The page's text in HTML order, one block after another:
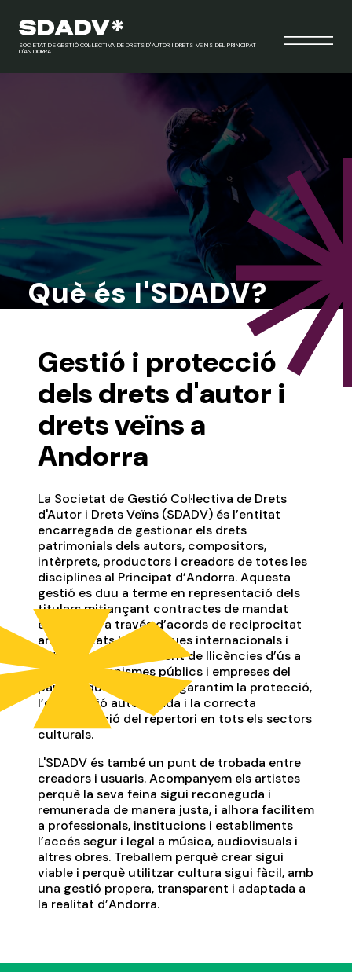
SOCIETAT DE GESTIÓ COL·LECTIVA DE DRETS D'AUTOR I DRETS VEÏNS DEL PRINCIPAT
D'ANDORRA
Què és l'SDADV?
Gestió i protecció
dels drets d'autor i
drets veïns a
Andorra
La Societat de Gestió Col·lectiva de Drets
d'Autor i Drets Veïns (SDADV) és l’entitat
encarregada de gestionar els drets
patrimonials dels autors, compositors,
intèrprets, productors i creadors de totes les
disciplines al Principat d’Andorra. Aquesta
gestió es duu a terme en representació dels
titulars mitjançant contractes de mandat
específics, a través d’acords de reciprocitat
amb entitats homòlogues internacionals i
mitjançant l’atorgament de llicències d’ús a
usuaris, organismes públics i empreses del
país. D’aquesta manera garantim la protecció,
l’explotació autoritzada i la correcta
administració del repertori en tots els sectors
culturals.
L'SDADV és també un punt de trobada entre
creadors i usuaris. Acompanyem els artistes
perquè la seva feina sigui reconeguda i
remunerada de manera justa, i alhora facilitem
a professionals, institucions i establiments
l’accés segur i legal a música, audiovisuals i
altres obres. Treballem perquè crear sigui
viable i perquè utilitzar cultura sigui fàcil, amb
una gestió propera, transparent i adaptada a
la realitat d’Andorra.